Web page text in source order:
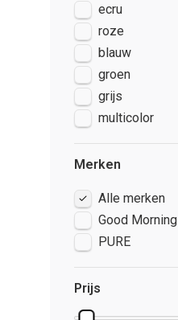
ecru
roze
blauw
groen
grijs
multicolor
Merken
Alle merken
Good Morning
PURE
Prijs